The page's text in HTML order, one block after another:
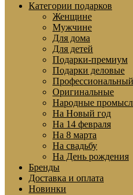
Категории подарков
Женщине
Мужчине
Для дома
Для детей
Подарки-премиум
Подарки деловые
Оригинальные
Народные
На Новый год
На 14 февраля
На 8 марта
На свадьбу
На День рождения
Бренды
Доставка и оплата
Новинки